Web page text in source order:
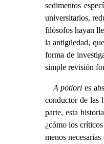
sedimentos
universitarios,
filósofos hayan
la antigüedad,
forma de
simple revisión
A potiori es
conductor de las
parte, esta
¿cómo los
menos